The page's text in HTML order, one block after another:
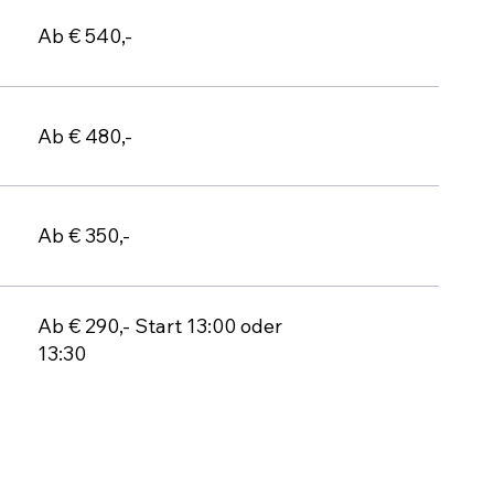
Ab € 540,-
Ab € 480,-
Ab € 350,-
Ab € 290,- Start 13:00 oder
13:30